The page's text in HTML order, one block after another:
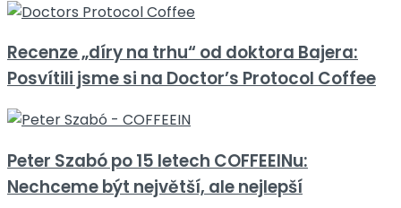
Recenze „díry na trhu“ od doktora Bajera:
Posvítili jsme si na Doctor’s Protocol Coffee
Peter Szabó po 15 letech COFFEEINu:
Nechceme být největší, ale nejlepší